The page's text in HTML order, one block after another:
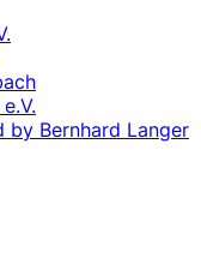
by Bernhard Langer